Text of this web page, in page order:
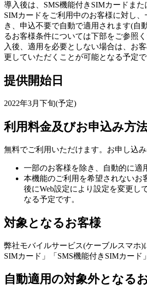
導入後は、SMS機能付きSIMカードまた
SIMカードをご利用中のお客様に対し
き、申込不要で自動で適用されます(自
るお客様条件については下部をご参照
入後、適用を必要としない場合は、お
更していただくことが可能となる予定で
提供開始日
2022年3月下旬(予定)
利用料金及びお申込み方
無料でご利用いただけます。お申し込み
一部のお客様を除き、自動的に適
本機能のご利用を希望されないお
後にWeb設定により設定を変更し
なる予定です。
対象となるお客様
弊社モバイルサービス(ケーブルスマホ)
SIMカード」「SMS機能付きSIMカード
自動適用の対象外となる